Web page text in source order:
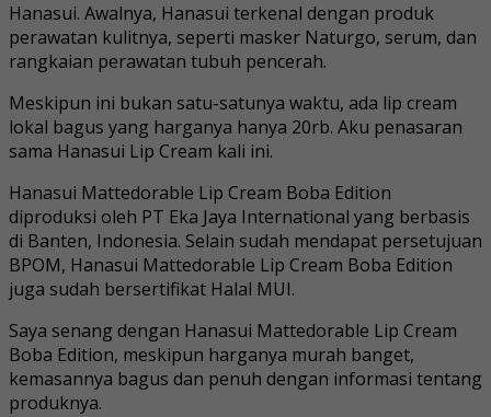
Hanasui. Awalnya, Hanasui terkenal dengan produk
perawatan kulitnya, seperti masker Naturgo, serum, dan
rangkaian perawatan tubuh pencerah.
Meskipun ini bukan satu-satunya waktu, ada lip cream
lokal bagus yang harganya hanya 20rb. Aku penasaran
sama Hanasui Lip Cream kali ini.
Hanasui Mattedorable Lip Cream Boba Edition
diproduksi oleh PT Eka Jaya International yang berbasis
di Banten, Indonesia. Selain sudah mendapat persetujuan
BPOM, Hanasui Mattedorable Lip Cream Boba Edition
juga sudah bersertifikat Halal MUI.
Saya senang dengan Hanasui Mattedorable Lip Cream
Boba Edition, meskipun harganya murah banget,
kemasannya bagus dan penuh dengan informasi tentang
produknya.